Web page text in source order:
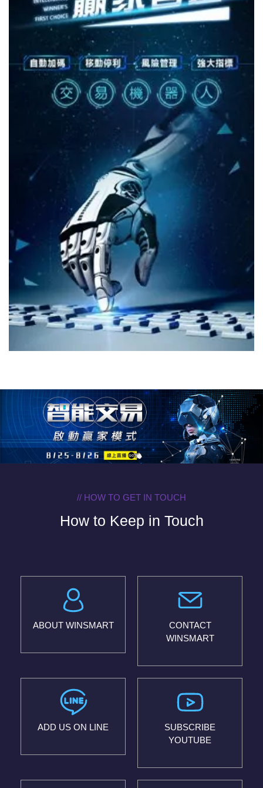
// HOW TO GET IN TOUCH
How to Keep in Touch
ABOUT WINSMART
CONTACT
WINSMART
ADD US ON LINE
SUBSCRIBE
YOUTUBE